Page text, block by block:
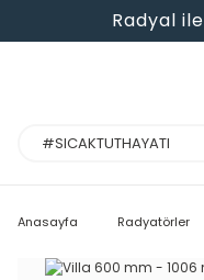
Radyal ile
Anasayfa Radyatörler